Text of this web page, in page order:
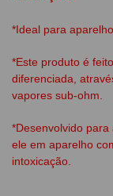
*Ideal para
*Este produto é
diferenciada,
vapores sub-ohm.
*Desenvolvido para
ele em aparelho
intoxicação.